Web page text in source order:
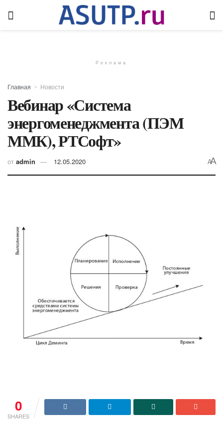
Реклама
Главная Новости
Вебинар «Система
энергоменеджмента (ПЭМ
ММК), РТСофт»
от admin 12.05.2020 AA
0
SHARES